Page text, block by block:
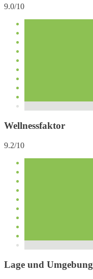
9.0/10
Wellnessfaktor
9.2/10
Lage und Umgebung